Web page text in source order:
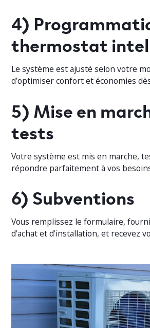
4)
thermostat
Le système est ajusté selon votre
d’optimiser confort et économies
5) Mise en
tests
Votre système est mis en marche,
répondre parfaitement à vos
6) Subventions
Vous remplissez le formulaire,
d'achat et d'installation, et recevez